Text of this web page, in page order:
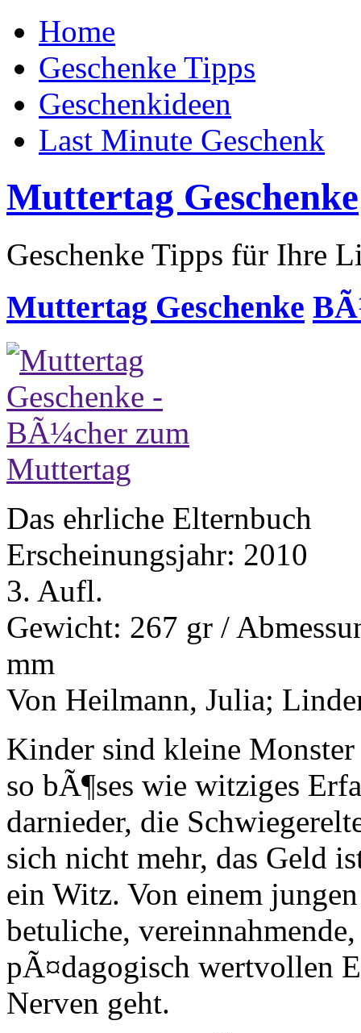
Home
Geschenke Tipps
Geschenkideen
Last Minute Geschenk
Muttertag Geschenke
Geschenke Tipps für Ihre
Muttertag Geschenke
Das ehrliche Elternbuch
Erscheinungsjahr: 2010
3. Aufl.
Gewicht: 267 gr /
mm
Von Heilmann, Julia;
Kinder sind kleine Monster
so bÃ¶ses wie witziges
darnieder, die
sich nicht mehr, das Geld
ein Witz. Von einem
betuliche,
pÃ¤dagogisch wertvollen
Nerven geht.